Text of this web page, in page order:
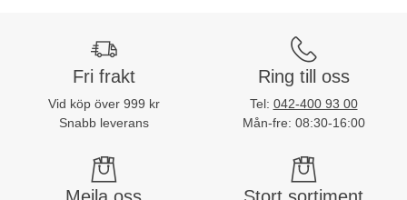
Fri frakt
Vid köp över 999 kr
Snabb leverans
Ring till oss
Tel: 042-400 93 00
Mån-fre: 08:30-16:00